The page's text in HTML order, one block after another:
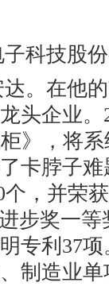
科技股
。在他
头企业
》，将
卡脖子
，并荣
步奖一
专利37
制造业